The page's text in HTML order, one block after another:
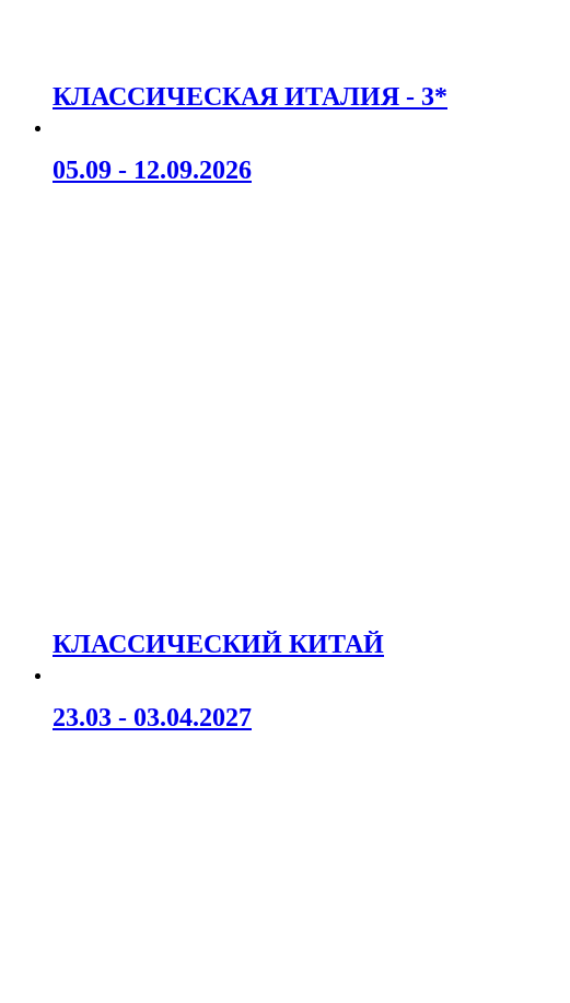
КЛАССИЧЕСКАЯ ИТАЛИЯ - 3*
05.09 - 12.09.2026
КЛАССИЧЕСКИЙ КИТАЙ
23.03 - 03.04.2027